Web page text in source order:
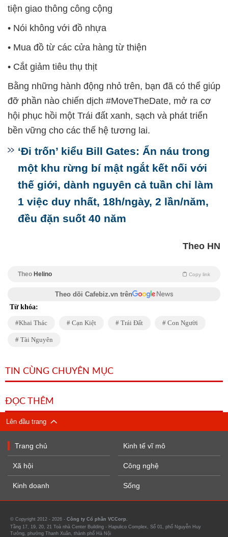
tiện giao thông công cộng
• Nói không với đồ nhựa
• Mua đồ từ các cửa hàng từ thiện
• Cắt giảm tiêu thụ thịt
Bằng những hành động nhỏ trên, bạn đã có thể giúp
đỡ phần nào chiến dịch #MoveTheDate, mở ra cơ
hội phục hồi một Trái đất xanh, sạch và phát triển
bền vững cho các thế hệ tương lai.
‘Đi trốn’ kiểu Bill Gates: Ẩn náu trong
một khu rừng bí mật ngắt kết nối với
thế giới, dành nguyên cả tuần chỉ làm
1 việc duy nhất, 18h/ngày, 2 lần/năm,
đều đặn suốt 40 năm
Theo HN
Theo Helino Copy link
Theo dõi Cafebiz.vn trên
Từ khóa:
Khai Thác Cạn Kiệt Trái Đất Con Người
Tài Nguyên
TIN CÙNG CHUYÊN MỤC
ĐỌC THÊM
Lên đầu trang
Trang chủ
Xã hội
Kinh doanh
Kinh tế vĩ mô
Công nghệ
Sống
© Copyright 2012 - 2026 - Công ty Cổ phần VCCorp.
Tầng 17, 19, 20, 21 Toà nhà Center Building - Hapulico Complex, Số 01, phố Nguyễn Huy
Tưởng, phường Thanh Xuân, thành phố Hà Nội